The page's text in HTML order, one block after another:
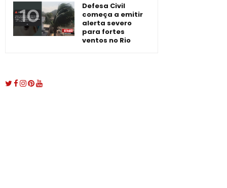
Defesa Civil
começa a emitir
alerta severo
para fortes
ventos no Rio